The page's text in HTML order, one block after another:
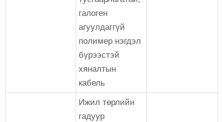
галоген
агуулдаггүй
полимер нэгдэл
бүрээстэй
хяналтын
кабель
Ижил төрлийн
гадуур